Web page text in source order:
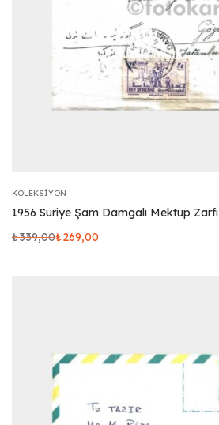
KOLEKSIYON
1956 Suriye Şam Damgalı Mektup Zarfı
₺339,00₺269,00